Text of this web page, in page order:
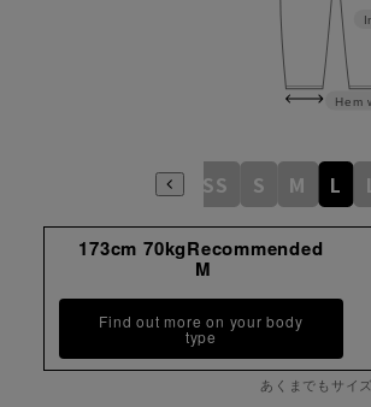
Hem
3S SS S M L
173cm 70kgRecommended
M
Find out more on your body
type
あくまでもサイ